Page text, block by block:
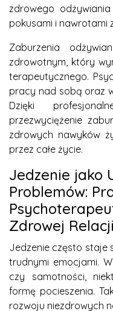
zdrowego
pokusami i nawrotami
Zaburzenia
zdrowotnym, który
terapeutycznego.
pracy nad sobą oraz
Dzięki
przezwyciężenie
zdrowych nawyków
przez całe życie.
Jedzenie jako
Problemów:
Zdrowej
Jedzenie często staje
trudnymi emocjami.
czy samotności,
formę pocieszenia.
rozwoju niezdrowych